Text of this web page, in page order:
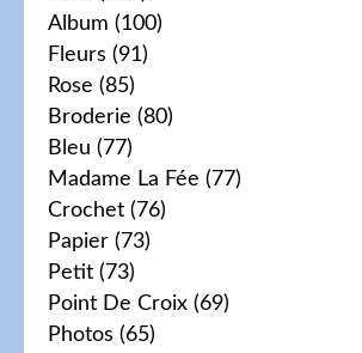
Album (100)
Fleurs (91)
Rose (85)
Broderie (80)
Bleu (77)
Madame La Fée (77)
Crochet (76)
Papier (73)
Petit (73)
Point De Croix (69)
Photos (65)